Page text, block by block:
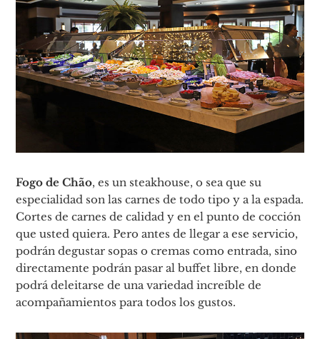
Fogo de Chão, es un steakhouse, o sea que su
especialidad son las carnes de todo tipo y a la espada.
Cortes de carnes de calidad y en el punto de cocción
que usted quiera. Pero antes de llegar a ese servicio,
podrán degustar sopas o cremas como entrada, sino
directamente podrán pasar al buffet libre, en donde
podrá deleitarse de una variedad increíble de
acompañamientos para todos los gustos.